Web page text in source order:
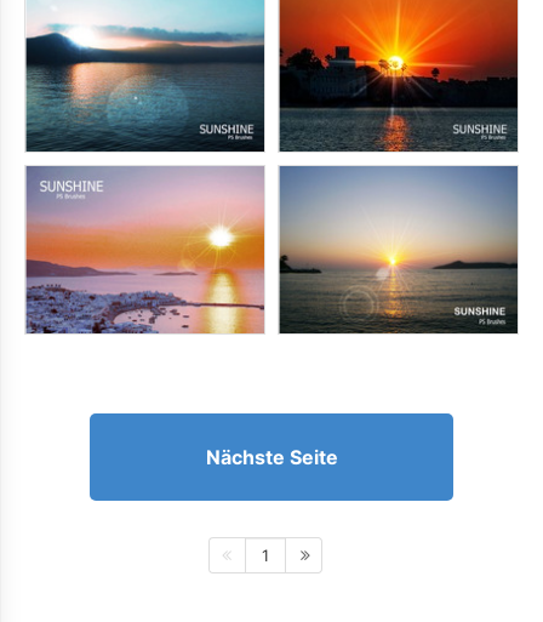
Nächste Seite
1